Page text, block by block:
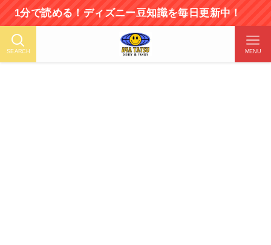
める！ディズニー豆知識を毎日更新中！
SEARCH MENU